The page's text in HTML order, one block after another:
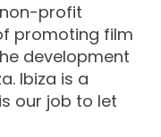
profit
promoting film
development
Ibiza is a
our job to let